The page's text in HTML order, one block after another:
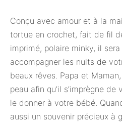
Conçu avec amour et à la
tortue en crochet, fait de fil
imprimé, polaire minky, il
accompagner les nuits de
beaux rêves. Papa et
peau afin qu’il s’imprègne
le donner à votre bébé.
aussi un souvenir précieux à